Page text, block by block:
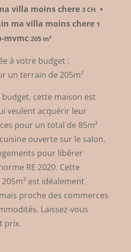
3 CH •
1
205 m²
à votre budget :
un terrain de 205m²
cette maison est
veulent acquérir leur
pour un total de 85m²
ouverte sur le salon.
pour libérer
RE 2020. Cette
est idéalement
proche des commerces
Laissez-vous
prix.